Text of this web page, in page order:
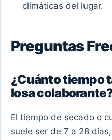
climáticas del lugar.
Preguntas
¿Cuánto tiempo
losa
El tiempo de secado o
suele ser de 7 a 28